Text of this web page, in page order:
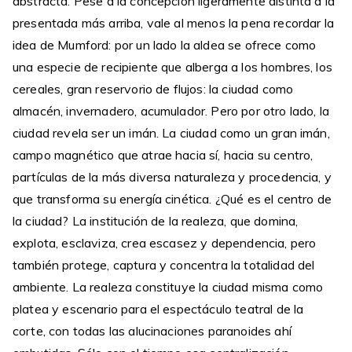
presentada más arriba, vale al menos la pena recordar la
idea de Mumford: por un lado la aldea se ofrece como
una especie de recipiente que alberga a los hombres, los
cereales, gran reservorio de flujos: la ciudad como
almacén, invernadero, acumulador. Pero por otro lado, la
ciudad revela ser un imán. La ciudad como un gran imán,
campo magnético que atrae hacia sí, hacia su centro,
partículas de la más diversa naturaleza y procedencia, y
que transforma su energía cinética. ¿Qué es el centro de
la ciudad? La institución de la realeza, que domina,
explota, esclaviza, crea escasez y dependencia, pero
también protege, captura y concentra la totalidad del
ambiente. La realeza constituye la ciudad misma como
platea y escenario para el espectáculo teatral de la
corte, con todas las alucinaciones paranoides ahí